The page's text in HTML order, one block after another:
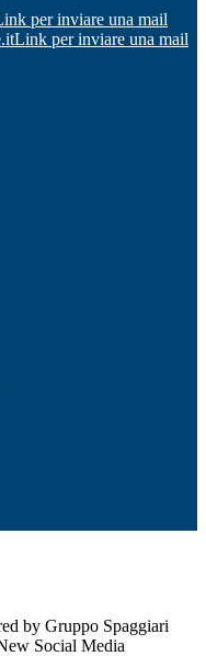
per inviare una mail
Link per inviare una mail
by Gruppo Spaggiari
Social Media